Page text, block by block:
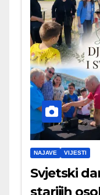
NAJAVE VIJESTI
Svjetski